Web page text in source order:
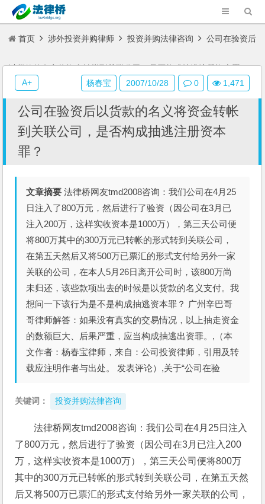
首页 涉外投资并购律师 投资并购法律咨询 公司在验资后
以货款的名义将资金转帐到关联公司，是否构成抽逃注册资本罪？
公司在验资后以货款的名义将资金转帐
到关联公司，是否构成抽逃注册资本
罪？
文章摘要 法律桥网友tmd2008咨询：我们公司在4月25
日注入了800万元，然后进行了验资（因公司在3月已
注入200万，这样实收资本是1000万），第三天公司便
将800万其中的300万元已转帐的形式转到关联公司，
在第五天然后又将500万已票汇的形式支付给另外一家
关联的公司，在本人5月26日离开公司时，该800万尚
未归还，该些款项出去的时候是以货款的名义支付。我
想问一下该行为是不是构成抽逃资本罪？ 广州辛巴哥
哥律师解答：如果没有真实的交易情况，以上抽走资金
的数额巨大、后果严重，应当构成抽逃出资罪。,（本
文作者：杨春宝律师，来自：公司投资律师，引用及转
载应注明作者与出处。 发表评论）,关于“公司在验
关键词： 投资并购法律咨询
法律桥网友tmd2008咨询：我们公司在4月25日注入
了800万元，然后进行了验资（因公司在3月已注入200
万，这样实收资本是1000万），第三天公司便将800万
其中的300万元已转帐的形式转到关联公司，在第五天然
后又将500万已票汇的形式支付给另外一家关联的公司，
杨春宝 2007/10/28 0 1,471
A+